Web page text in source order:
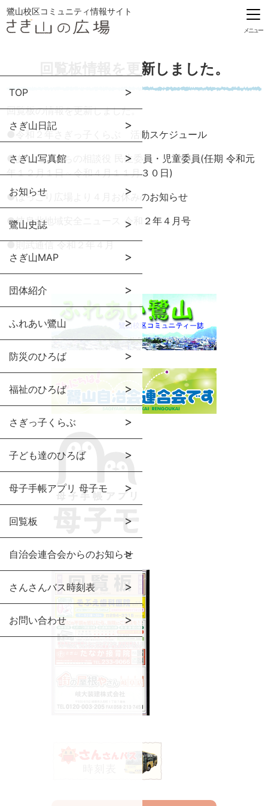
鷺山校区コミュニティ情報サイト
メニュー
TOP
さぎ山日記
さぎ山写真館
お知らせ
鷺山史誌
さぎ山MAP
団体紹介
ふれあい鷺山
防災のひろば
福祉のひろば
さぎっ子くらぶ
子ども達のひろば
母子手帳アプリ 母子モ
回覧板
自治会連合会からのお知らせ
さんさんバス時刻表
お問い合わせ
回覧板情報を更新しました。
回覧板の情報を更新しました。
● 令和２年さぎっ子くらぶ 活動スケジュール
●あなたのまちの相談役 民生委員・児童委員(任期 令和元
年１２月１日～令和４月１１月３０日)
●ほっこり広場より４月お休みのお知らせ
●岐阜北地域安全ニュース 令和２年４月号
●則武通信 令和２年４月